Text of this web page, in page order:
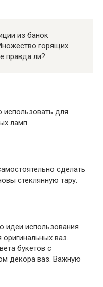
из банок
горящих
правда ли?
для
ламп.
сделать
стеклянную тару.
идеи использования
ваз.
букетов с
декора ваз. Важную